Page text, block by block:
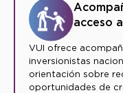
acceso
VUI ofrece
inversionistas
orientación sobre
oportunidades de